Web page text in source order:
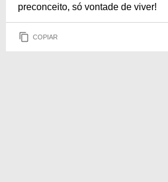
preconceito, só vontade de viver!
COPIAR